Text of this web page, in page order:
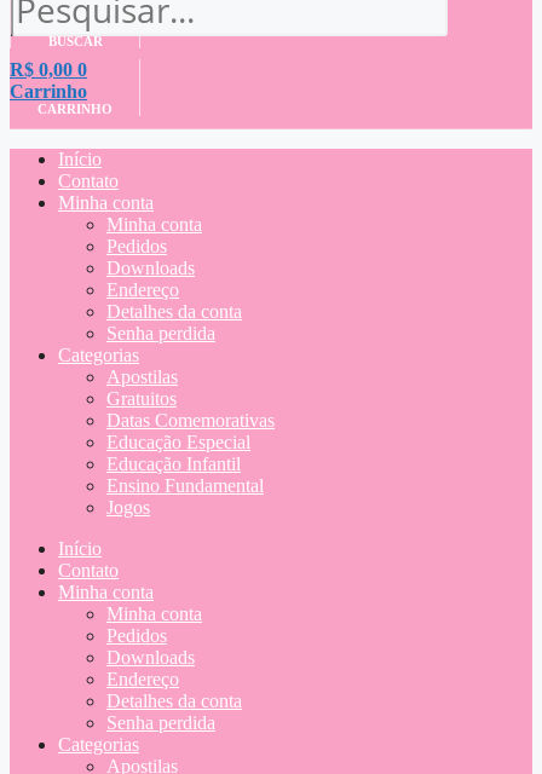
BUSCAR
R$ 0,00 0
Carrinho
CARRINHO
Início
Contato
Minha conta
Minha conta
Pedidos
Downloads
Endereço
Detalhes da conta
Senha perdida
Categorias
Apostilas
Gratuitos
Datas Comemorativas
Educação Especial
Educação Infantil
Ensino Fundamental
Jogos
Início
Contato
Minha conta
Minha conta
Pedidos
Downloads
Endereço
Detalhes da conta
Senha perdida
Categorias
Apostilas